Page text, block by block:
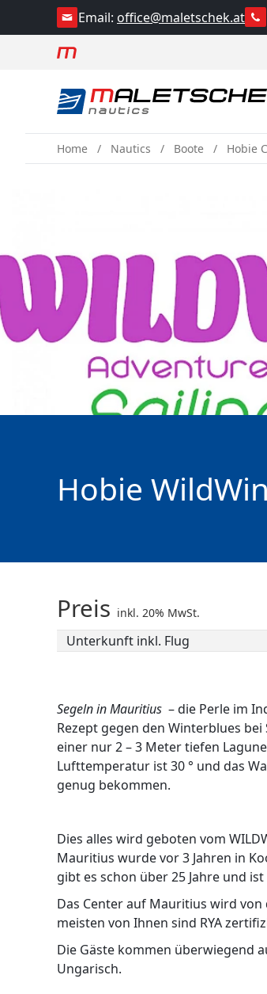
Email: office@maletschek.at
Home Nautics Boote Hobie
Hobie
Preis inkl. 20% MwSt.
Unterkunft inkl. Flug
Segeln in Mauritius – die Perle im
Rezept gegen den Winterblues
einer nur 2 – 3 Meter tiefen
Lufttemperatur ist 30 ° und das
genug bekommen.
Dies alles wird geboten vom
Mauritius wurde vor 3 Jahren in
gibt es schon über 25 Jahre und
Das Center auf Mauritius wird
meisten von Ihnen sind RYA
Die Gäste kommen überwiegend
Ungarisch.